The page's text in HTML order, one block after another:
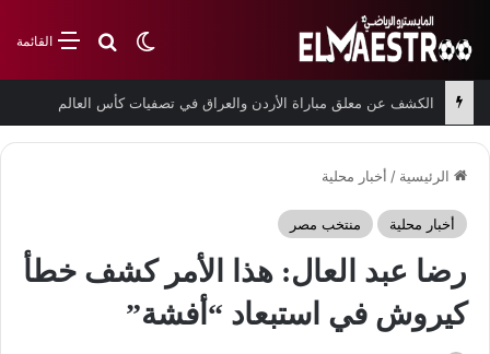
القائمةبحث عن
الوضع المظلم
الكشف عن معلق مباراة الأردن والعراق في تصفيات كأس العالم
الرئيسية / أخبار محلية
أخبار محلية منتخب مصر
رضا عبد العال: هذا الأمر كشف خطأ
كيروش في استبعاد “أفشة”